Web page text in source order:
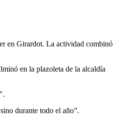
en Girardot. La actividad combinó
en la plazoleta de la alcaldía
durante todo el año”.